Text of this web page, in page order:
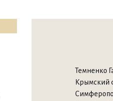
Темненко
Крымский